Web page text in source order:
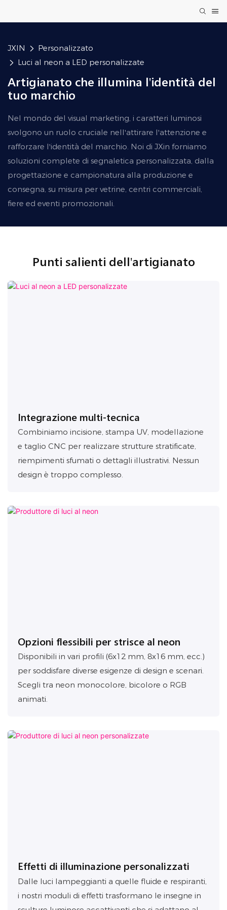
JXIN
Personalizzato
Luci al neon a LED personalizzate
Artigianato che illumina l'identità del
tuo marchio
Nel mondo del visual marketing, i caratteri luminosi
svolgono un ruolo cruciale nell'attirare l'attenzione e
rafforzare l'identità del marchio. Noi di JXin forniamo
soluzioni complete di segnaletica personalizzata, dalla
progettazione e campionatura alla produzione e
consegna, su misura per vetrine, centri commerciali,
fiere ed eventi promozionali.
Punti salienti dell'artigianato
Integrazione multi-tecnica
Combiniamo incisione, stampa UV, modellazione
e taglio CNC per realizzare strutture stratificate,
riempimenti sfumati o dettagli illustrativi. Nessun
design è troppo complesso.
Opzioni flessibili per strisce al neon
Disponibili in vari profili (6x12 mm, 8x16 mm, ecc.)
per soddisfare diverse esigenze di design e scenari.
Scegli tra neon monocolore, bicolore o RGB
animati.
Effetti di illuminazione personalizzati
Dalle luci lampeggianti a quelle fluide e respiranti,
i nostri moduli di effetti trasformano le insegne in